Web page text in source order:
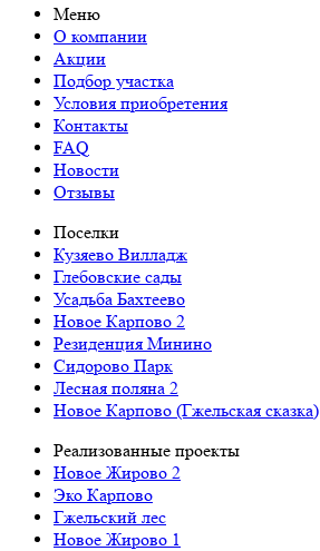
Меню
О компании
Акции
Подбор участка
Условия приобретения
Контакты
FAQ
Новости
Отзывы
Поселки
Кузяево Вилладж
Глебовские сады
Усадьба Бахтеево
Новое Карпово 2
Резиденция Минино
Сидорово Парк
Лесная поляна 2
Новое Карпово (Гжельская сказка)
Реализованные проекты
Новое Жирово 2
Эко Карпово
Гжельский лес
Новое Жирово 1